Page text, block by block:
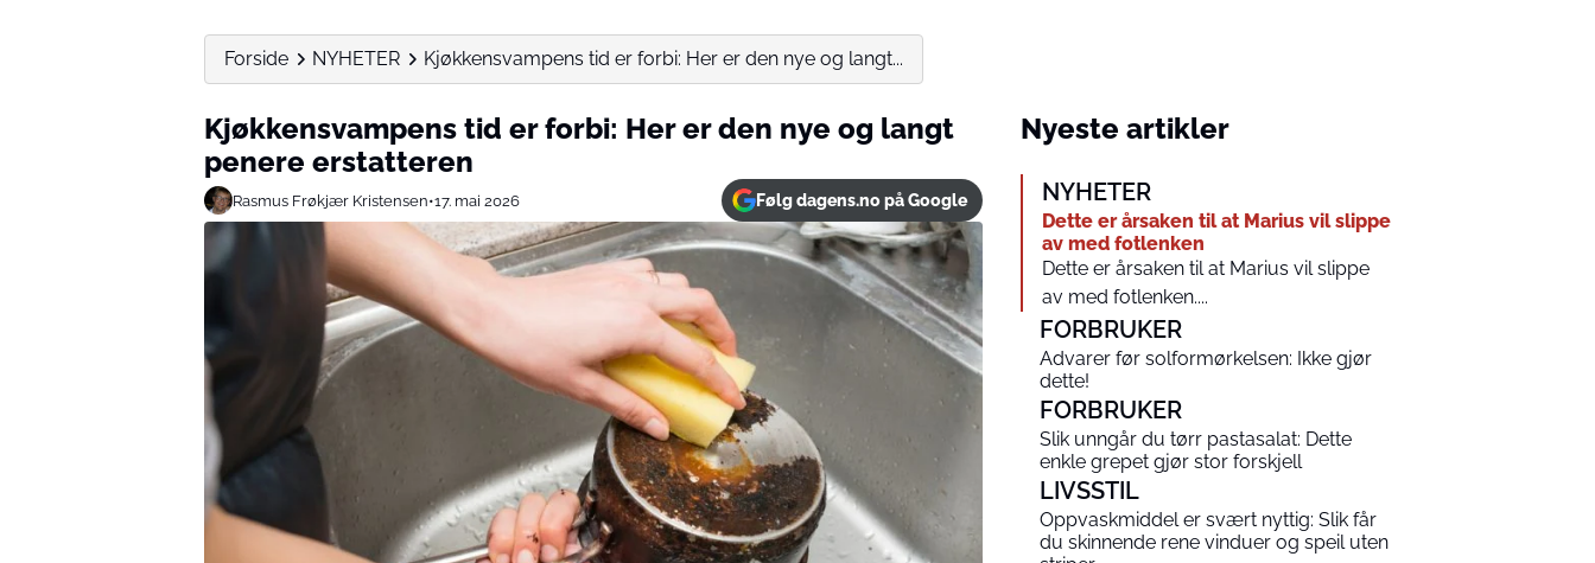
Forside NYHETER Kjøkkensvampens tid er forbi: Her er den nye og langt...
Kjøkkensvampens tid er forbi: Her er den nye og langt
penere erstatteren
Rasmus Frøkjær Kristensen•17. mai 2026 Følg dagens.no på Google
Nyeste artikler
NYHETER
Dette er årsaken til at Marius vil slippe
av med fotlenken
Dette er årsaken til at Marius vil slippe
av med fotlenken....
FORBRUKER
Advarer før solformørkelsen: Ikke gjør
dette!
FORBRUKER
Slik unngår du tørr pastasalat: Dette
enkle grepet gjør stor forskjell
LIVSSTIL
Oppvaskmiddel er svært nyttig: Slik får
du skinnende rene vinduer og speil uten